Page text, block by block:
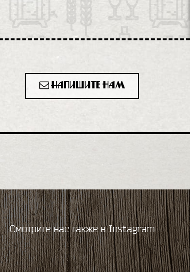
Напишите нам
Смотрите нас также в Instagram